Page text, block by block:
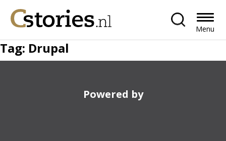
Menu
Tag: Drupal
Powered by